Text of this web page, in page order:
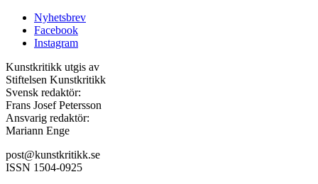
Nyhetsbrev
Facebook
Instagram
Kunstkritikk utgis av
Stiftelsen Kunstkritikk
Svensk redaktör:
Frans Josef Petersson
Ansvarig redaktör:
Mariann Enge
post@kunstkritikk.se
ISSN 1504-0925